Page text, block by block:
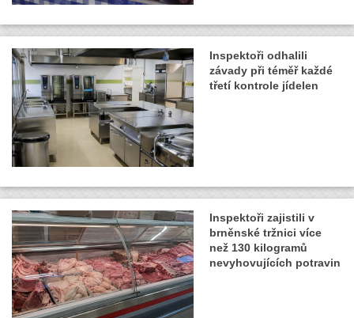
Inspektoři odhalili
závady při téměř každé
třetí kontrole jídelen
Inspektoři zajistili v
brněnské tržnici více
než 130 kilogramů
nevyhovujících potravin